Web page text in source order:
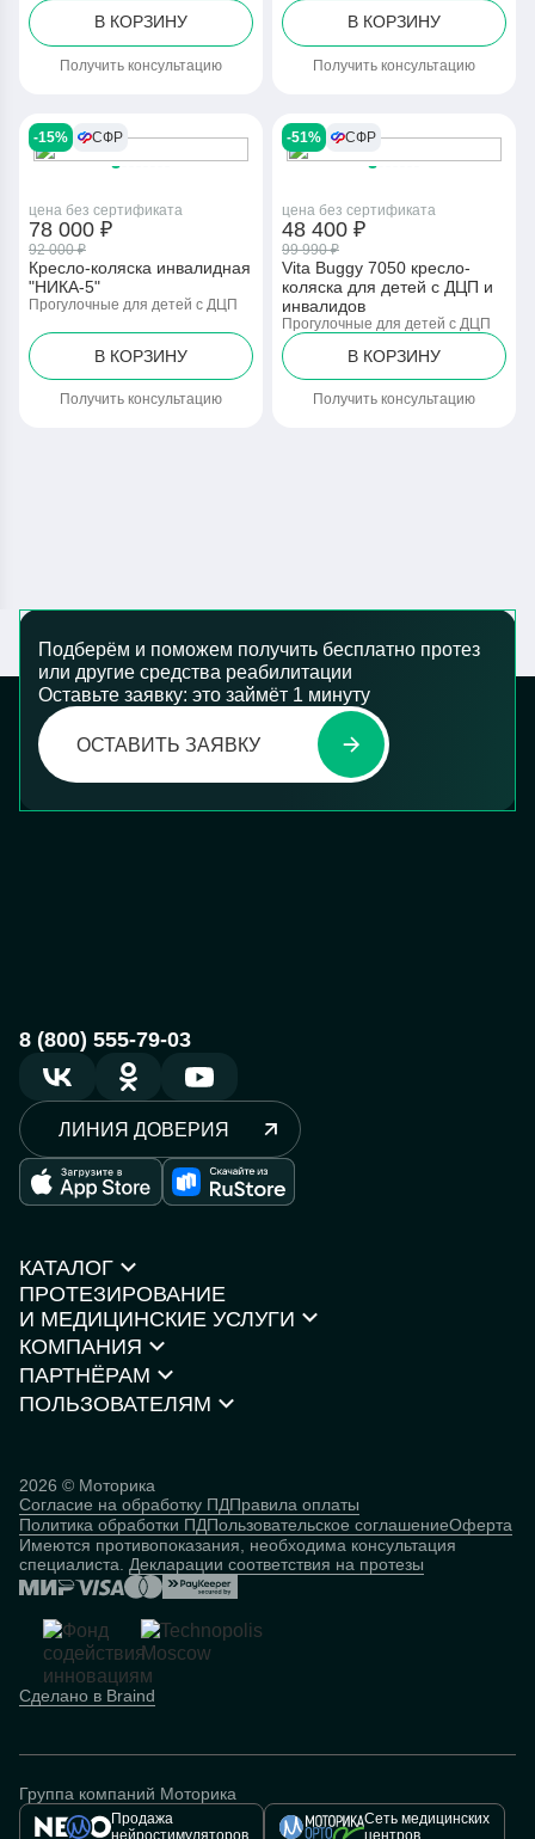
В КОРЗИНУ
Получить консультацию
В КОРЗИНУ
Получить консультацию
-15% СФР
цена без сертификата
78 000 ₽
92 000 ₽
Кресло-коляска инвалидная
"НИКА-5"
Прогулочные для детей с ДЦП
В КОРЗИНУ
Получить консультацию
-51% СФР
цена без сертификата
48 400 ₽
99 990 ₽
Vita Buggy 7050 кресло-
коляска для детей с ДЦП и
инвалидов
Прогулочные для детей с ДЦП
В КОРЗИНУ
Получить консультацию
Подберём и поможем получить бесплатно протез
или другие средства реабилитации
Оставьте заявку: это займёт 1 минуту
ОСТАВИТЬ ЗАЯВКУ
8 (800) 555-79-03
ЛИНИЯ ДОВЕРИЯ
КАТАЛОГ
Протезы рук
Протезы ног
Кресла-коляски
Каталог товаров
Нейростимуляторы
КОМПАНИЯ
О компании
Контакты
ПОЛЬЗОВАТЕЛЯМ
База знаний
Человек
кибернетический
ПРОТЕЗИРОВАНИЕ
И МЕДИЦИНСКИЕ УСЛУГИ
Моторика Орто
ПАРТНЁРАМ
Партнёрская программа
2026 © Моторика
Согласие на обработку ПДПравила оплаты
Политика обработки ПДПользовательское соглашениеОферта
Имеются противопоказания, необходима консультация
специалиста. Декларации соответствия на протезы
Сделано в Braind
Группа компаний Моторика
Продажа
Сеть медицинских